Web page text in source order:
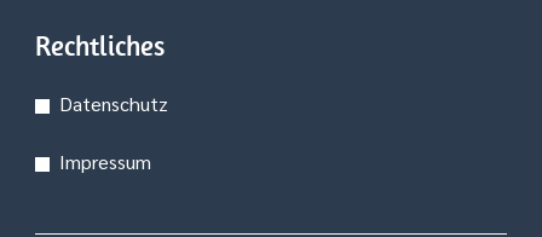
Rechtliches
Datenschutz
Impressum